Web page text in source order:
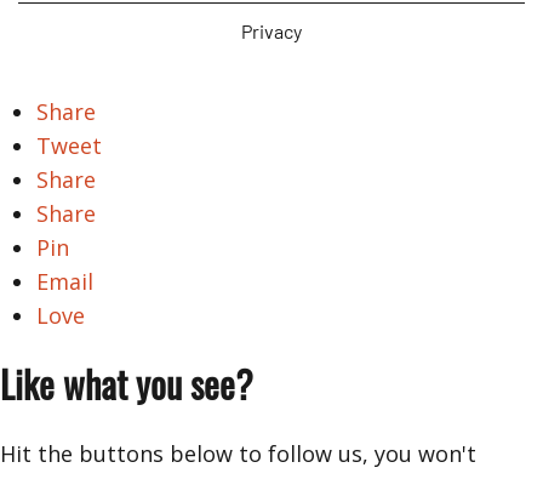
Privacy
Share
Tweet
Share
Share
Pin
Email
Love
Like what you see?
Hit the buttons below to follow us, you won't